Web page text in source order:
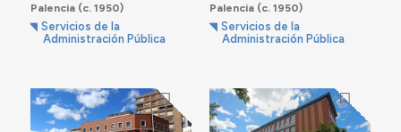
Palencia(c. 1950)
Servicios de la
Administración Pública
Palencia(c. 1950)
Servicios de la
Administración Pública